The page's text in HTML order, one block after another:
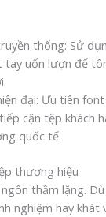
thống: Sử
tay uốn lượn để
đại: Ưu tiên
cận tệp khách
quốc tế.
thương hiệu
thầm lặng.
nghiệm hay